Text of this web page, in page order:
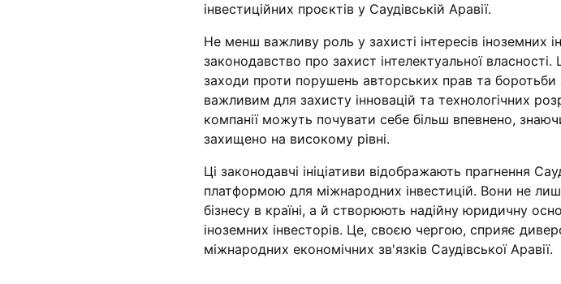
інвестиційних проєктів у Саудівській Аравії.
Не менш важливу роль у захисті інтересів іноземних
законодавство про захист інтелектуальної
заходи проти порушень авторських прав та
важливим для захисту інновацій та технологічних
компанії можуть почувати себе більш впевнено,
захищено на високому рівні.
Ці законодавчі ініціативи відображають прагнення
платформою для міжнародних інвестицій. Вони не
бізнесу в країні, а й створюють надійну юридичну
іноземних інвесторів. Це, своєю чергою, сприяє
міжнародних економічних зв'язків Саудівської Аравії.